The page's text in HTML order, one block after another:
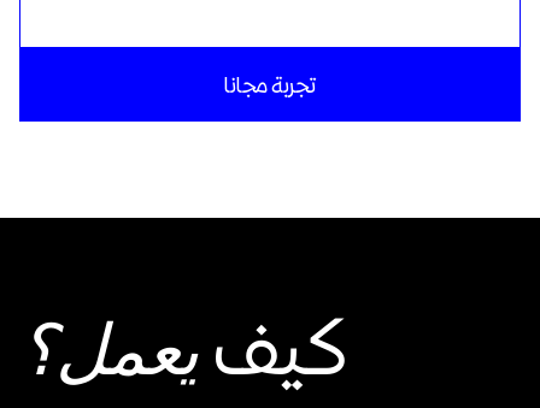
تجربة مجانا
كيفيعمل؟